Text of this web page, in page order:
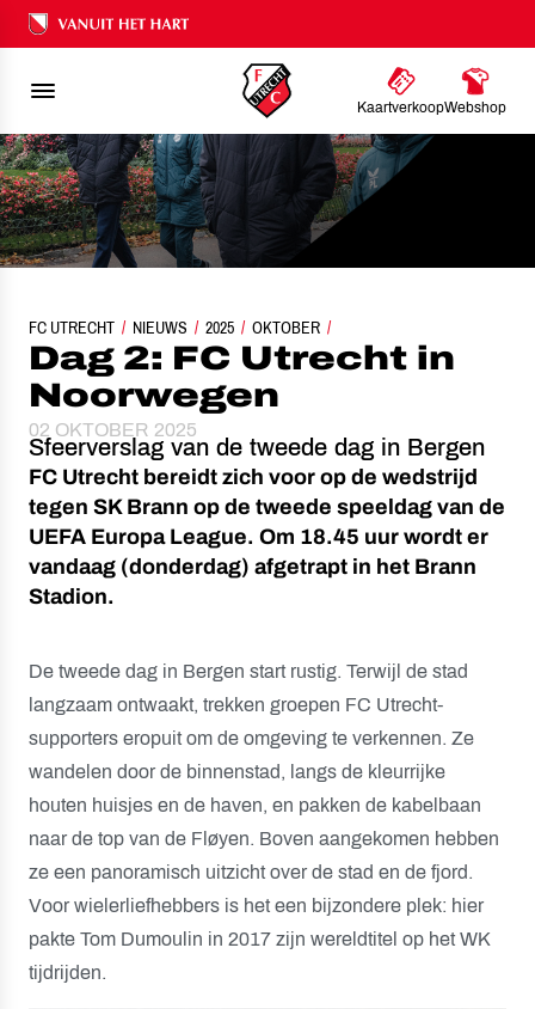
Ons nalatenschap
KaartverkoopWebshop
FC UTRECHT NIEUWS 2025 OKTOBER
DAG 2: FC UTRECHT IN NOORWEGEN
Dag 2: FC Utrecht in
Noorwegen
02 OKTOBER 2025
Sfeerverslag van de tweede dag in Bergen
FC Utrecht bereidt zich voor op de wedstrijd
tegen SK Brann op de tweede speeldag van de
UEFA Europa League. Om 18.45 uur wordt er
vandaag (donderdag) afgetrapt in het Brann
Stadion.
De tweede dag in Bergen start rustig. Terwijl de stad
langzaam ontwaakt, trekken groepen FC Utrecht-
supporters eropuit om de omgeving te verkennen. Ze
wandelen door de binnenstad, langs de kleurrijke
houten huisjes en de haven, en pakken de kabelbaan
naar de top van de Fløyen. Boven aangekomen hebben
ze een panoramisch uitzicht over de stad en de fjord.
Voor wielerliefhebbers is het een bijzondere plek: hier
pakte Tom Dumoulin in 2017 zijn wereldtitel op het WK
tijdrijden.